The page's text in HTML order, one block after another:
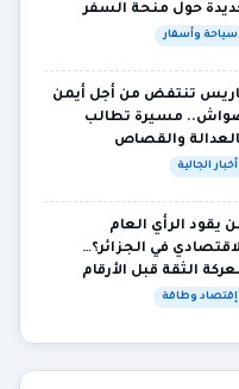
حول منحة السفر
سياحة وأسفار
تنتفض من أجل أيمن
مسيرة تطالب
والقصاص
أخبار الجالية
يقود الرأي العام
في الجزائر؟…
الثقة قبل الأرقام
إقتصاد وطاقة